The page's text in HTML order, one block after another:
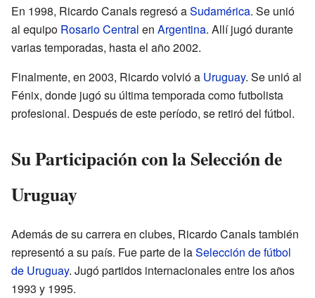
En 1998, Ricardo Canals regresó aSudamérica. Se unió
al equipo Rosario Central en Argentina. Allí jugó durante
varias temporadas, hasta el año 2002.
Finalmente, en 2003, Ricardo volvió a Uruguay. Se unió al
Fénix, donde jugó su última temporada como futbolista
profesional. Después de este período, se retiró del fútbol.
Su Participación con la Selección de
Uruguay
Además de su carrera en clubes, Ricardo Canals también
representó a su país. Fue parte de laSelección de fútbol
de Uruguay. Jugó partidos internacionales entre los años
1993 y 1995.